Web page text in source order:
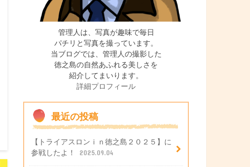
管理人は、写真が趣味で毎日
パチリと写真を撮っています。
当ブログでは、管理人の撮影した
徳之島の自然あふれる美しさを
紹介してまいります。
詳細プロフィール
最近の投稿
【トライアスロンｉｎ徳之島２０２５】に
参戦したよ！
2025.09.04